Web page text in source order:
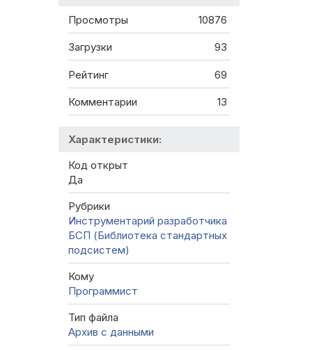
Просмотры 10876
Загрузки 93
Рейтинг 69
Комментарии 13
Характеристики:
Код открыт
Да
Рубрики
Инструментарий разработчика
БСП (Библиотека стандартных
подсистем)
Кому
Программист
Тип файла
Архив с данными